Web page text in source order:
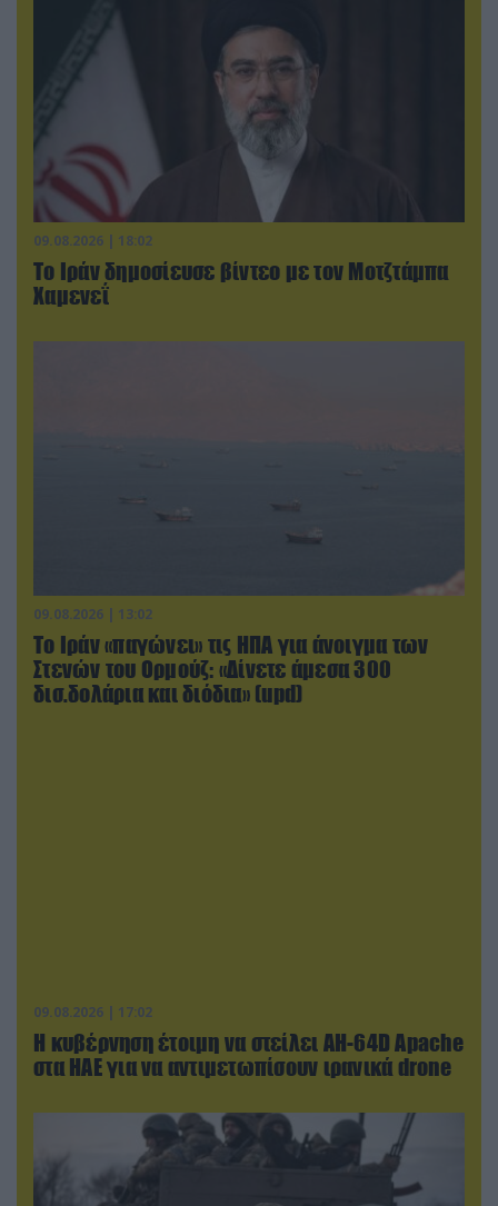
09.08.2026 | 18:02
Το Ιράν δημοσίευσε βίντεο με τον Μοτζτάμπα
Χαμενεΐ
09.08.2026 | 13:02
Το Ιράν «παγώνει» τις ΗΠΑ για άνοιγμα των
Στενών του Ορμούζ: «Δίνετε άμεσα 300
δισ.δολάρια και διόδια» (upd)
09.08.2026 | 17:02
Η κυβέρνηση έτοιμη να στείλει AH-64D Apache
στα ΗΑΕ για να αντιμετωπίσουν ιρανικά drone